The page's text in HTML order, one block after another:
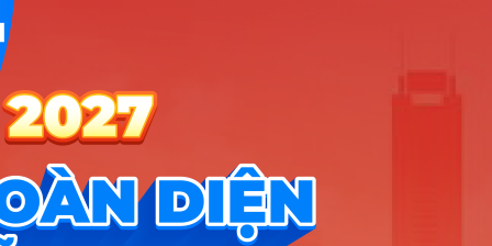
học những môn gì? Có khó
không?
Sinh viên sẽ tập trung vào các nhóm kiến thức: Văn
hóa – Lịch sử – Địa lý vùng miền, Nghiệp vụ hướng